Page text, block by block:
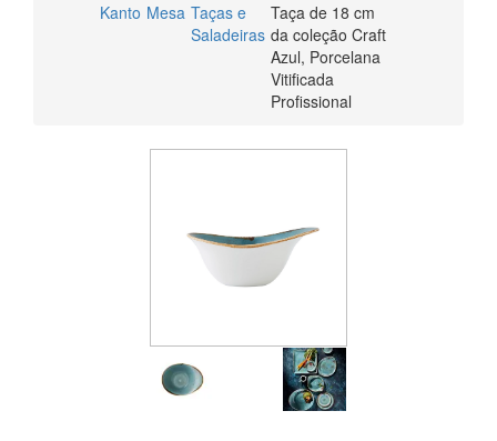
Kanto Mesa Taças e
Saladeiras
Taça de 18 cm
da coleção Craft
Azul, Porcelana
Vitificada
Profissional